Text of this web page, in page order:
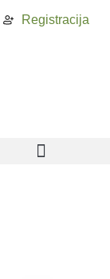
Registracija